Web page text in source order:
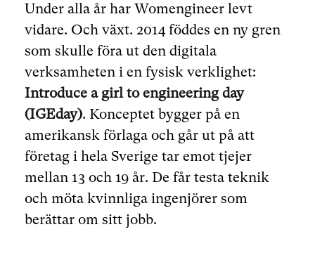
Under alla år har Womengineer levt
vidare. Och växt. 2014 föddes en ny gren
som skulle föra ut den digitala
verksamheten i en fysisk verklighet:
Introduce a girl to engineering day
(IGEday). Konceptet bygger på en
amerikansk förlaga och går ut på att
företag i hela Sverige tar emot tjejer
mellan 13 och 19 år. De får testa teknik
och möta kvinnliga ingenjörer som
berättar om sitt jobb.